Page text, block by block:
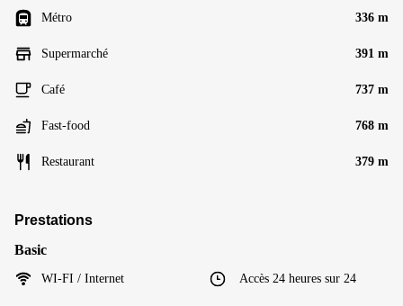
Métro 336 m
Supermarché 391 m
Café 737 m
Fast-food 768 m
Restaurant 379 m
Prestations
Basic
WI-FI / Internet Accès 24 heures sur 24